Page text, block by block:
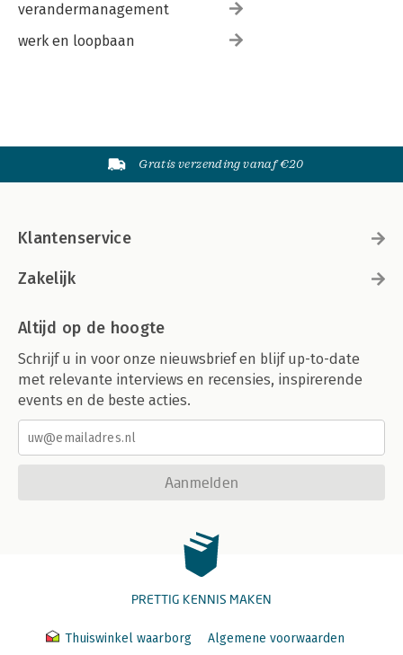
verandermanagement
werk en loopbaan
Gratis verzending vanaf €20
Klantenservice
Zakelijk
Altijd op de hoogte
Schrijf u in voor onze nieuwsbrief en blijf up-to-date
met relevante interviews en recensies, inspirerende
events en de beste acties.
Aanmelden
PRETTIG KENNIS MAKEN
Thuiswinkel waarborg Algemene voorwaarden